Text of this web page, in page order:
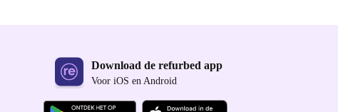
Download de refurbed app
Voor iOS en Android